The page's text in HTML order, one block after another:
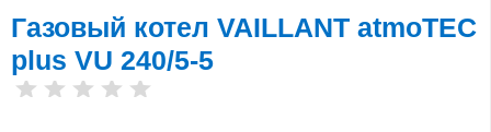
Газовый котел VAILLANT atmoTEC
plus VU 240/5-5